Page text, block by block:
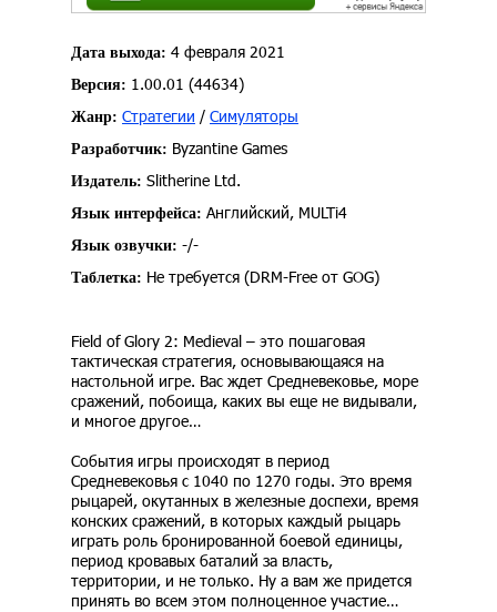
Дата выхода: 4 февраля 2021
Версия: 1.00.01 (44634)
Жанр: Стратегии / Симуляторы
Разработчик: Byzantine Games
Издатель: Slitherine Ltd.
Язык интерфейса: Английский, MULTi4
Язык озвучки: -/-
Таблетка: Не требуется (DRM-Free от GOG)
Field of Glory 2: Medieval – это пошаговая
тактическая стратегия, основывающаяся на
настольной игре. Вас ждет Средневековье, море
сражений, побоища, каких вы еще не видывали,
и многое другое…
События игры происходят в период
Средневековья с 1040 по 1270 годы. Это время
рыцарей, окутанных в железные доспехи, время
конских сражений, в которых каждый рыцарь
играть роль бронированной боевой единицы,
период кровавых баталий за власть,
территории, и не только. Ну а вам же придется
принять во всем этом полноценное участие…